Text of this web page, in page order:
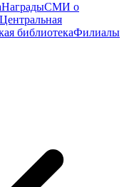
НаградыСМИ о
Центральная
библиотекаФилиалы